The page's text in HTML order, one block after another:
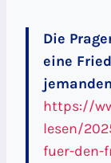
Die
eine
https://
lesen/
fuer-den-